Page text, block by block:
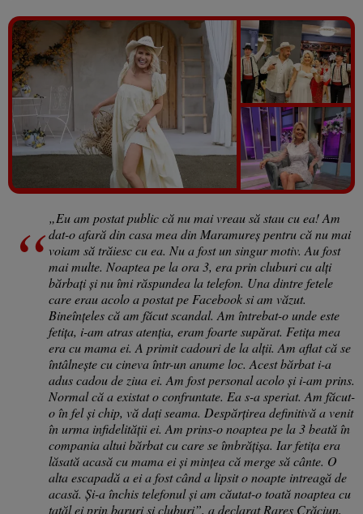
Vezi galeria foto
7 poze
„Eu am postat public că nu mai vreau să stau cu ea! Am
dat-o afară din casa mea din Maramureș pentru că nu mai
voiam să trăiesc cu ea. Nu a fost un singur motiv. Au fost
mai multe. Noaptea pe la ora 3, era prin cluburi cu alți
bărbați și nu îmi răspundea la telefon. Una dintre fetele
care erau acolo a postat pe Facebook si am văzut.
Bineînțeles că am făcut scandal. Am întrebat-o unde este
fetița, i-am atras atenția, eram foarte supărat. Fetița mea
era cu mama ei. A primit cadouri de la alții. Am aflat că se
întâlnește cu cineva într-un anume loc. Acest bărbat i-a
adus cadou de ziua ei. Am fost personal acolo și i-am prins.
Normal că a existat o confruntate. Ea s-a speriat. Am făcut-
o în fel și chip, vă dați seama. Despărțirea definitivă a venit
în urma infidelității ei. Am prins-o noaptea pe la 3 beată în
compania altui bărbat cu care se îmbrățișa. Iar fetița era
lăsată acasă cu mama ei și mințea că merge să cânte. O
alta escapadă a ei a fost când a lipsit o noapte intreagă de
acasă. Și-a închis telefonul și am căutat-o toată noaptea cu
tatăl ei prin baruri și cluburi”, a declarat Rareș Crăciun,